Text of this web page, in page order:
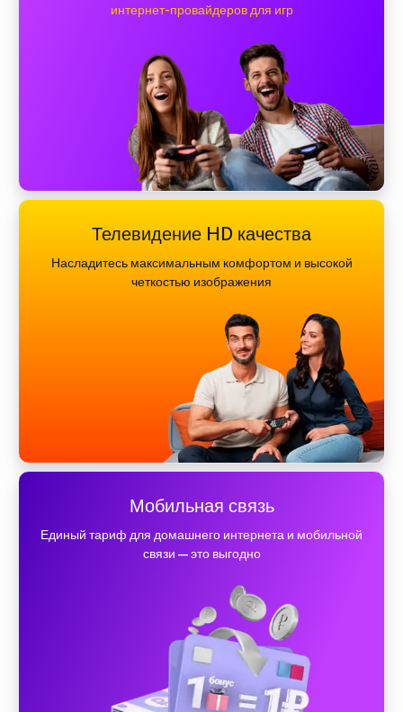
интернет-провайдеров для игр
Телевидение HD качества
Насладитесь максимальным комфортом и высокой
четкостью изображения
Мобильная связь
Единый тариф для домашнего интернета и мобильной
связи — это выгодно